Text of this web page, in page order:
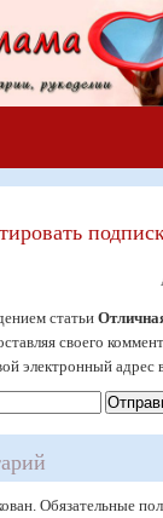
статьи
оставляя своего
электронный
Обязательные